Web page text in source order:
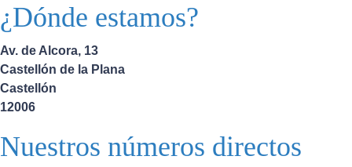
¿Dónde estamos?
Av. de Alcora, 13
Castellón de la Plana
Castellón
12006
Nuestros números directos